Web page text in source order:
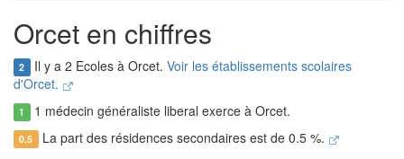
Orcet en chiffres
2 Il y a 2 Ecoles à Orcet. Voir les établissements scolaires
d'Orcet.
1 1 médecin généraliste liberal exerce à Orcet.
0.5 La part des résidences secondaires est de 0.5 %.